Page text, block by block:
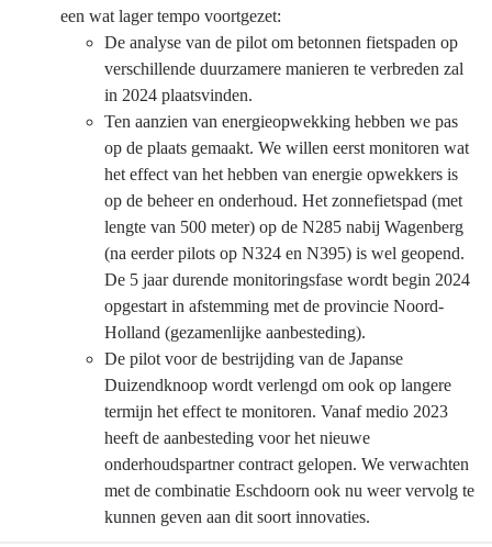
een wat lager tempo voortgezet:
De analyse van de pilot om betonnen fietspaden op
verschillende duurzamere manieren te verbreden zal
in 2024 plaatsvinden.
Ten aanzien van energieopwekking hebben we pas
op de plaats gemaakt. We willen eerst monitoren wat
het effect van het hebben van energie opwekkers is
op de beheer en onderhoud. Het zonnefietspad (met
lengte van 500 meter) op de N285 nabij Wagenberg
(na eerder pilots op N324 en N395) is wel geopend.
De 5 jaar durende monitoringsfase wordt begin 2024
opgestart in afstemming met de provincie Noord-
Holland (gezamenlijke aanbesteding).
De pilot voor de bestrijding van de Japanse
Duizendknoop wordt verlengd om ook op langere
termijn het effect te monitoren. Vanaf medio 2023
heeft de aanbesteding voor het nieuwe
onderhoudspartner contract gelopen. We verwachten
met de combinatie Eschdoorn ook nu weer vervolg te
kunnen geven aan dit soort innovaties.